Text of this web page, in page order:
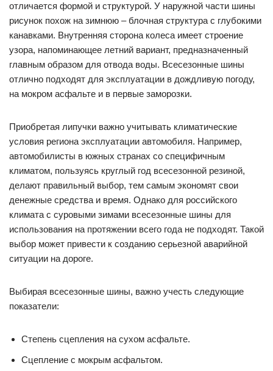
отличается формой и структурой. У наружной части шины
рисунок похож на зимнюю – блочная структура с глубокими
канавками. Внутренняя сторона колеса имеет строение
узора, напоминающее летний вариант, предназначенный
главным образом для отвода воды. Всесезонные шины
отлично подходят для эксплуатации в дождливую погоду,
на мокром асфальте и в первые заморозки.
Приобретая липучки важно учитывать климатические
условия региона эксплуатации автомобиля. Например,
автомобилисты в южных странах со специфичным
климатом, пользуясь круглый год всесезонной резиной,
делают правильный выбор, тем самым экономят свои
денежные средства и время. Однако для российского
климата с суровыми зимами всесезонные шины для
использования на протяжении всего года не подходят. Такой
выбор может привести к созданию серьезной аварийной
ситуации на дороге.
Выбирая всесезонные шины, важно учесть следующие
показатели:
Степень сцепления на сухом асфальте.
Сцепление с мокрым асфальтом.